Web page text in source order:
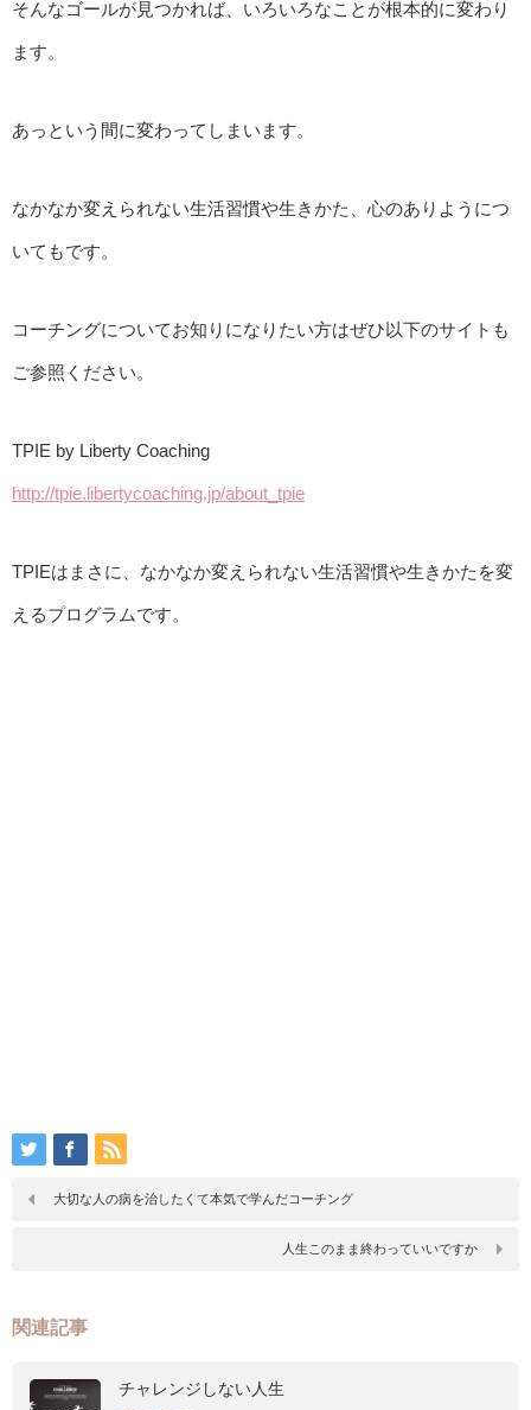
そんなゴールが見つかれば、いろいろなことが根本的に変わり
ます。
あっという間に変わってしまいます。
なかなか変えられない生活習慣や生きかた、心のありようにつ
いてもです。
コーチングについてお知りになりたい方はぜひ以下のサイトも
ご参照ください。
TPIE by Liberty Coaching
http://tpie.libertycoaching.jp/about_tpie
TPIEはまさに、なかなか変えられない生活習慣や生きかたを変
えるプログラムです。
大切な人の病を治したくて本気で学んだコーチング
人生このまま終わっていいですか
関連記事
チャレンジしない人生